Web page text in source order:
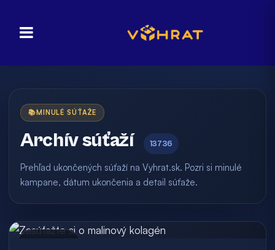
📚 MINULÉ SÚŤAŽE
Archív súťaží 13736
Prehľad ukončených súťaží na Vyhrat.sk. Pozri si minulé
kampane, dátum ukončenia a detail súťaže.